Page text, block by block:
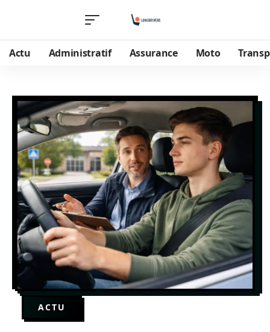
Actu Administratif Assurance Moto
ACTU